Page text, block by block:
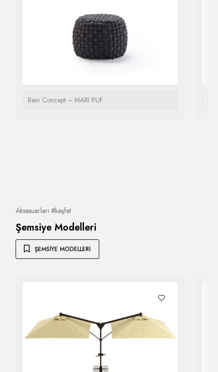
Rain Concept – MARI PUF
Aksesuarları #keşfet
Şemsiye Modelleri
ŞEMSIYE MODELLERI